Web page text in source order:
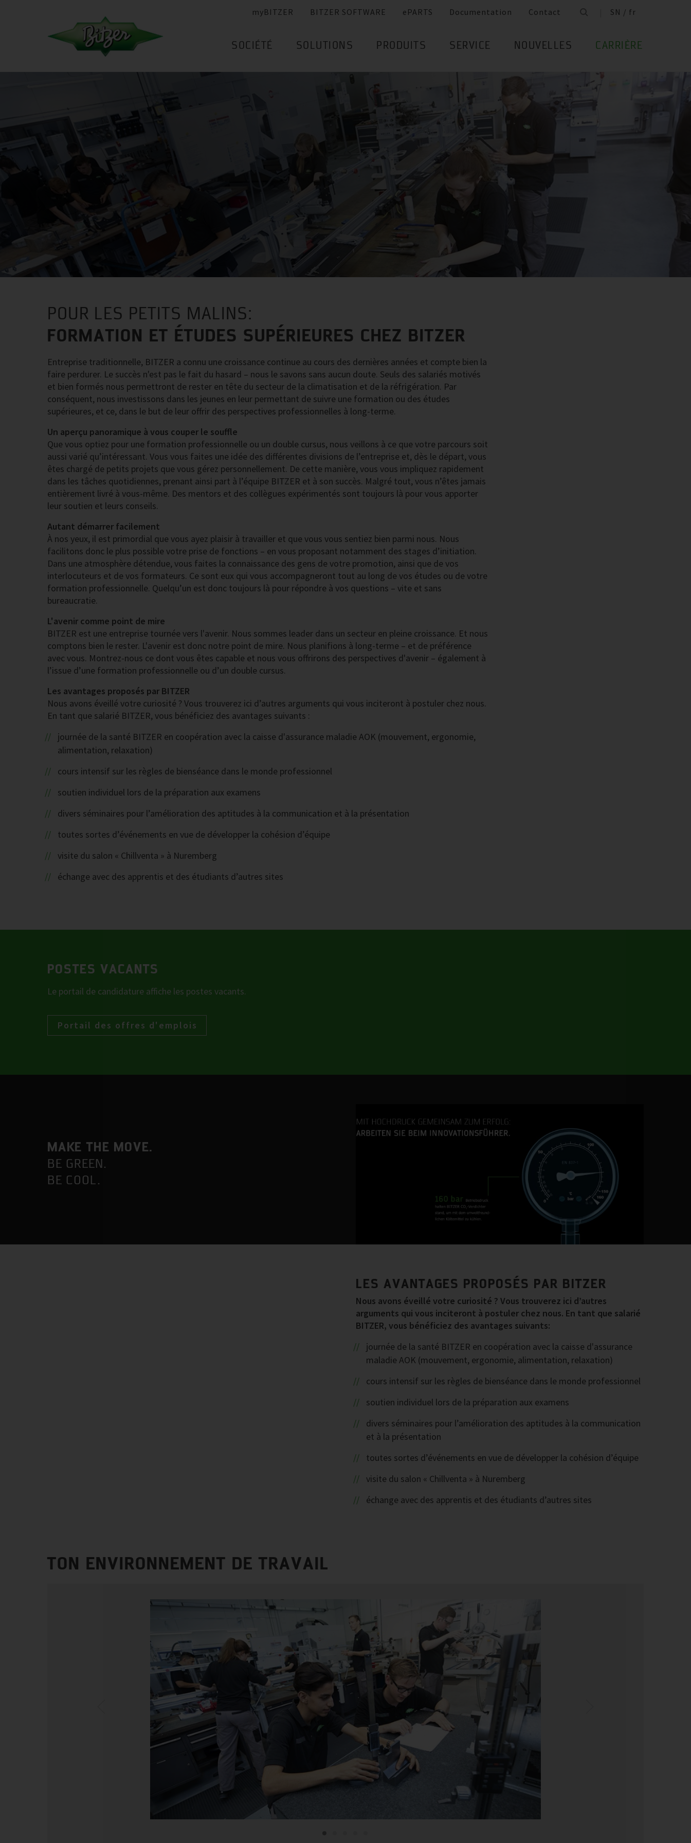
myBITZER BITZER SOFTWARE ePARTS Documentation Contact SN / fr
SOCIÉTÉ SOLUTIONS PRODUITS SERVICE NOUVELLES CARRIÈRE
POUR LES PETITS MALINS:
FORMATION ET ÉTUDES SUPÉRIEURES CHEZ BITZER
Entreprise traditionnelle, BITZER a connu une croissance continue au cours des dernières années et compte bien la
faire perdurer. Le succès n'est pas le fait du hasard – nous le savons sans aucun doute. Seuls des salariés motivés
et bien formés nous permettront de rester en tête du secteur de la climatisation et de la réfrigération. Par
conséquent, nous investissons dans les jeunes en leur permettant de suivre une formation ou des études
supérieures, et ce, dans le but de leur offrir des perspectives professionnelles à long-terme.
Un aperçu panoramique à vous couper le souffle
Que vous optiez pour une formation professionnelle ou un double cursus, nous veillons à ce que votre parcours soit
aussi varié qu’intéressant. Vous vous faites une idée des différentes divisions de l’entreprise et, dès le départ, vous
êtes chargé de petits projets que vous gérez personnellement. De cette manière, vous vous impliquez rapidement
dans les tâches quotidiennes, prenant ainsi part à l’équipe BITZER et à son succès. Malgré tout, vous n’êtes jamais
entièrement livré à vous-même. Des mentors et des collègues expérimentés sont toujours là pour vous apporter
leur soutien et leurs conseils.
Autant démarrer facilement
À nos yeux, il est primordial que vous ayez plaisir à travailler et que vous vous sentiez bien parmi nous. Nous
facilitons donc le plus possible votre prise de fonctions – en vous proposant notamment des stages d’initiation.
Dans une atmosphère détendue, vous faites la connaissance des gens de votre promotion, ainsi que de vos
interlocuteurs et de vos formateurs. Ce sont eux qui vous accompagneront tout au long de vos études ou de votre
formation professionnelle. Quelqu’un est donc toujours là pour répondre à vos questions – vite et sans
bureaucratie.
L'avenir comme point de mire
BITZER est une entreprise tournée vers l'avenir. Nous sommes leader dans un secteur en pleine croissance. Et nous
comptons bien le rester. L'avenir est donc notre point de mire. Nous planifions à long-terme – et de préférence
avec vous. Montrez-nous ce dont vous êtes capable et nous vous offrirons des perspectives d'avenir – également à
l’issue d’une formation professionnelle ou d’un double cursus.
Les avantages proposés par BITZER
Nous avons éveillé votre curiosité ? Vous trouverez ici d’autres arguments qui vous inciteront à postuler chez nous.
En tant que salarié BITZER, vous bénéficiez des avantages suivants :
journée de la santé BITZER en coopération avec la caisse d'assurance maladie AOK (mouvement, ergonomie,
alimentation, relaxation)
cours intensif sur les règles de bienséance dans le monde professionnel
soutien individuel lors de la préparation aux examens
divers séminaires pour l’amélioration des aptitudes à la communication et à la présentation
toutes sortes d’événements en vue de développer la cohésion d’équipe
visite du salon « Chillventa » à Nuremberg
échange avec des apprentis et des étudiants d’autres sites
POSTES VACANTS
Le portail de candidature affiche les postes vacants.
Portail des offres d'emplois
MAKE THE MOVE.
BE GREEN.
BE COOL.
LES AVANTAGES PROPOSÉS PAR BITZER
Nous avons éveillé votre curiosité ? Vous trouverez ici d’autres
arguments qui vous inciteront à postuler chez nous. En tant que salarié
BITZER, vous bénéficiez des avantages suivants:
journée de la santé BITZER en coopération avec la caisse d'assurance
maladie AOK (mouvement, ergonomie, alimentation, relaxation)
cours intensif sur les règles de bienséance dans le monde professionnel
soutien individuel lors de la préparation aux examens
divers séminaires pour l’amélioration des aptitudes à la communication
et à la présentation
toutes sortes d’événements en vue de développer la cohésion d’équipe
visite du salon « Chillventa » à Nuremberg
échange avec des apprentis et des étudiants d’autres sites
TON ENVIRONNEMENT DE TRAVAIL